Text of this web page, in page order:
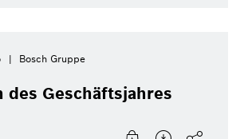
Bosch Gruppe
des Geschäftsjahres